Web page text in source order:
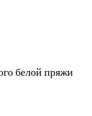
белой пряжи